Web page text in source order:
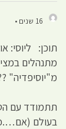
16 שנים •
תוכן: ליוסי:
מתנהלים
מ"יוסיפדיה"
תתמודד עם
בעולם